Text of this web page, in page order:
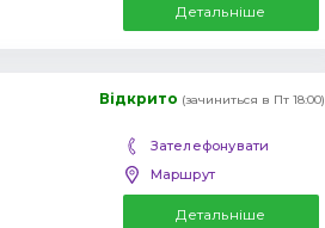
Детальніше
Відкрито (зачиниться в Пт 18:00)
Зателефонувати
Маршрут
Детальніше